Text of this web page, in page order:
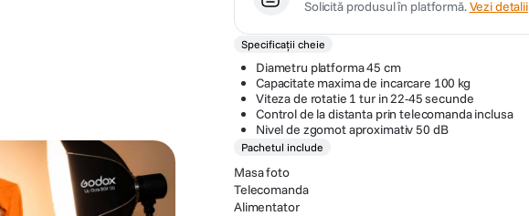
Solicită produsul în platformă.Vezi detalii
Specificații cheie
Diametru platforma 45 cm
Capacitate maxima de incarcare 100 kg
Viteza de rotatie 1 tur in 22-45 secunde
Control de la distanta prin telecomanda inclusa
Nivel de zgomot aproximativ 50 dB
Pachetul include
Masa foto
Telecomanda
Alimentator